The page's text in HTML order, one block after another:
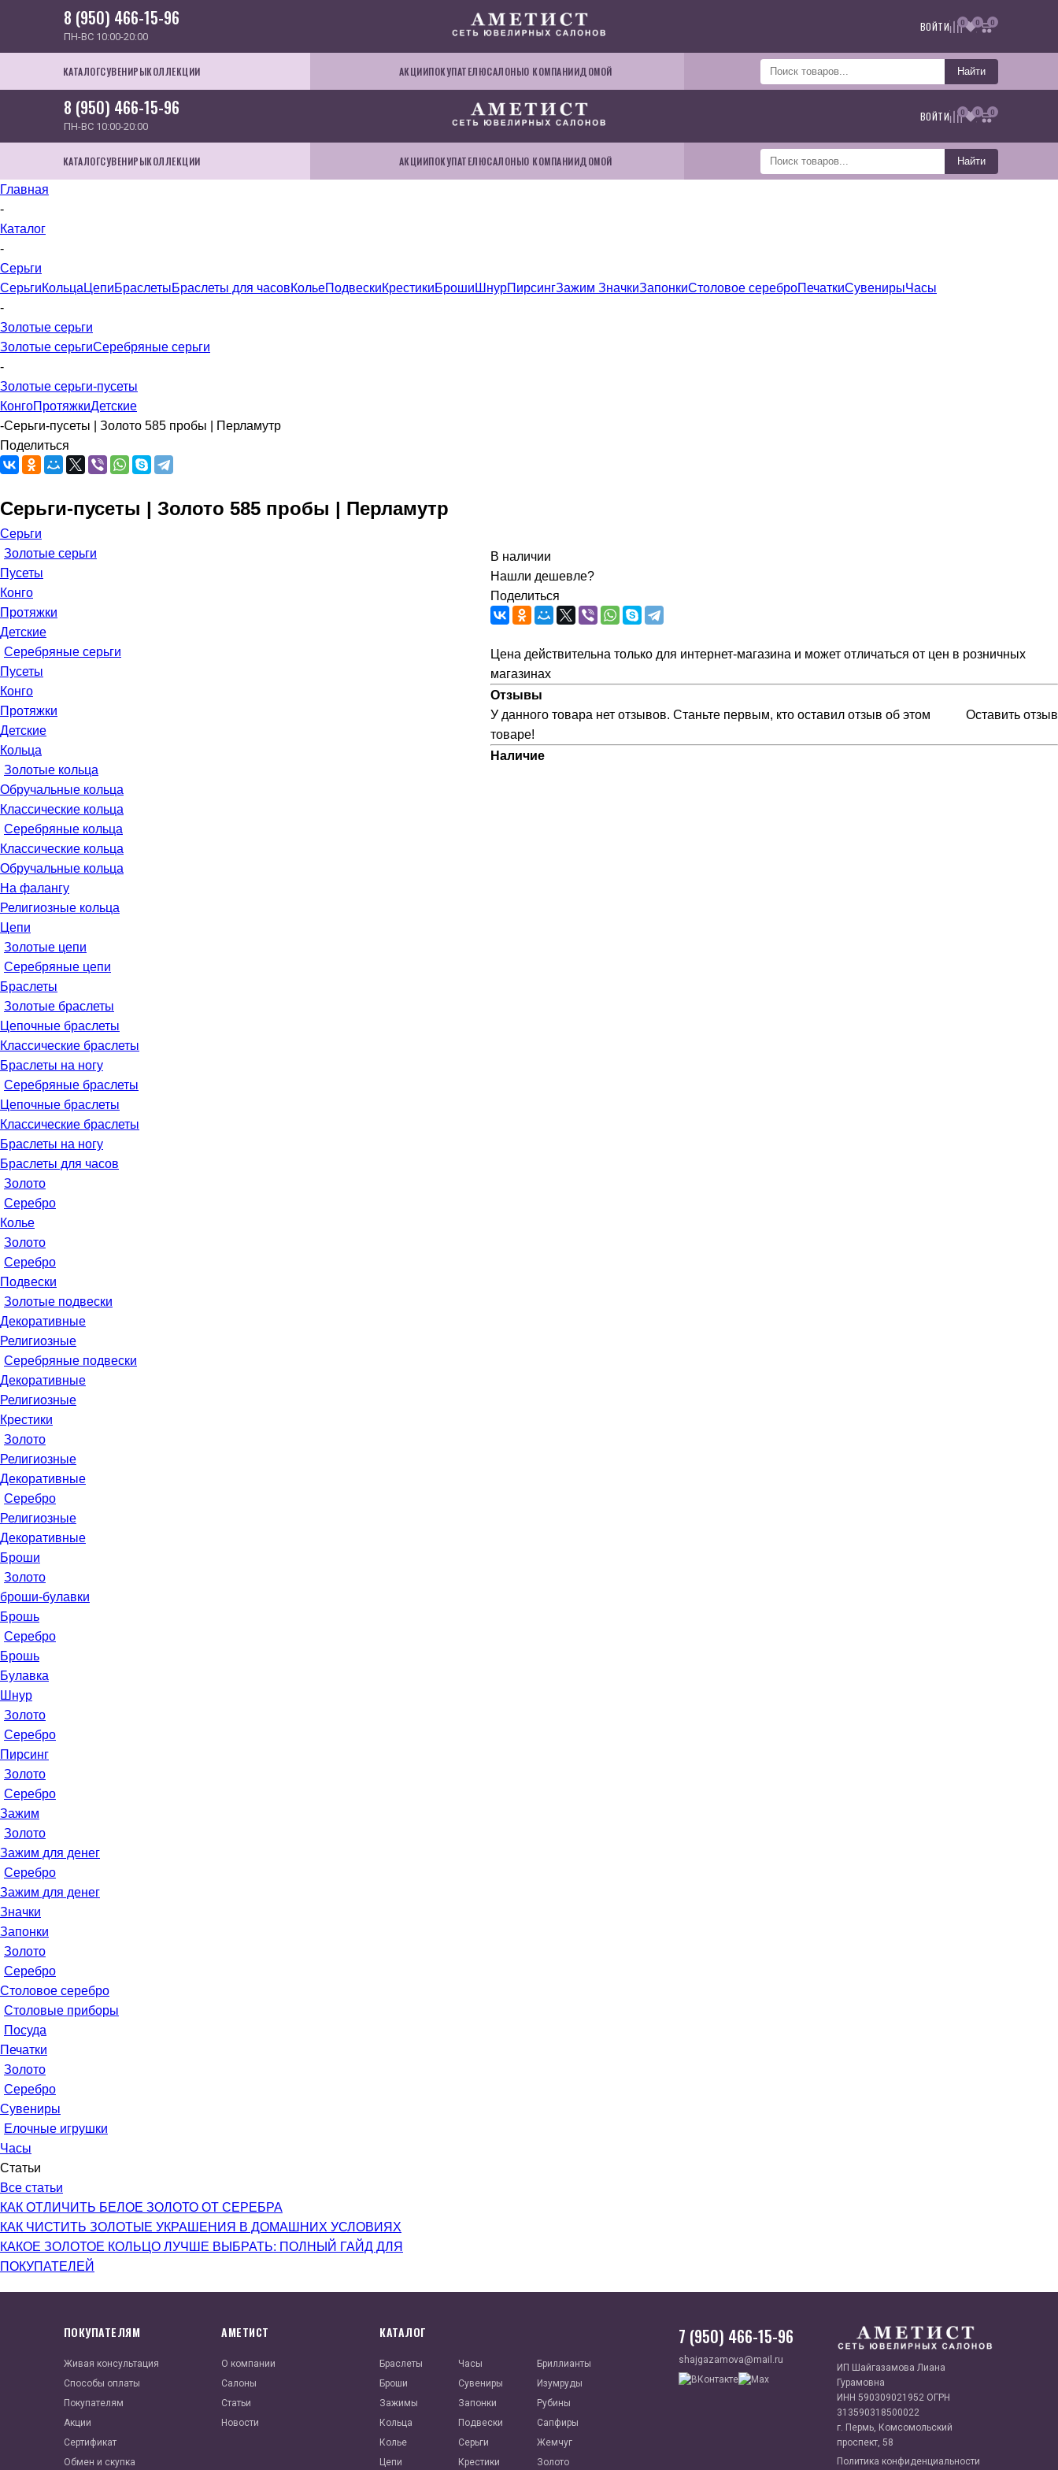
8 (950) 466-15-96
ПН-ВС 10:00-20:00
ВОЙТИ 0 0 0
КАТАЛОГСУВЕНИРЫКОЛЛЕКЦИИ АКЦИИПОКУПАТЕЛЮСАЛОНЫО КОМПАНИИДОМОЙ Найти
8 (950) 466-15-96
ПН-ВС 10:00-20:00
ВОЙТИ 0 0 0
КАТАЛОГСУВЕНИРЫКОЛЛЕКЦИИ АКЦИИПОКУПАТЕЛЮСАЛОНЫО КОМПАНИИДОМОЙ Найти
Главная
-
Каталог
-
Серьги
СерьгиКольца ЦепиБраслетыБраслеты для часовКольеПодвескиКрестикиБроши ШнурПирсингЗажим ЗначкиЗапонкиСтоловое сереброПечаткиСувенирыЧасы
-
Золотые серьги
Золотые серьгиСеребряные серьги
-
Золотые серьги-пусеты
КонгоПротяжкиДетские
-Серьги-пусеты | Золото 585 пробы | Перламутр
Поделиться
Серьги-пусеты | Золото 585 пробы | Перламутр
В наличии
Нашли дешевле?
Поделиться
Цена действительна только для интернет-магазина и может отличаться от цен в розничных
магазинах
Отзывы
Оставить отзыв
У данного товара нет отзывов. Станьте первым, кто оставил отзыв об этом
товаре!
Наличие
Серьги
Золотые серьги
Пусеты
Конго
Протяжки
Детские
Серебряные серьги
Пусеты
Конго
Протяжки
Детские
Кольца
Золотые кольца
Обручальные кольца
Классические кольца
Серебряные кольца
Классические кольца
Обручальные кольца
На фалангу
Религиозные кольца
Цепи
Золотые цепи
Серебряные цепи
Браслеты
Золотые браслеты
Цепочные браслеты
Классические браслеты
Браслеты на ногу
Серебряные браслеты
Цепочные браслеты
Классические браслеты
Браслеты на ногу
Браслеты для часов
Золото
Серебро
Колье
Золото
Серебро
Подвески
Золотые подвески
Декоративные
Религиозные
Серебряные подвески
Декоративные
Религиозные
Крестики
Золото
Религиозные
Декоративные
Серебро
Религиозные
Декоративные
Броши
Золото
броши-булавки
Брошь
Серебро
Брошь
Булавка
Шнур
Золото
Серебро
Пирсинг
Золото
Серебро
Зажим
Золото
Зажим для денег
Серебро
Зажим для денег
Значки
Запонки
Золото
Серебро
Столовое серебро
Столовые приборы
Посуда
Печатки
Золото
Серебро
Сувениры
Елочные игрушки
Часы
Статьи
Все статьи
КАК ОТЛИЧИТЬ БЕЛОЕ ЗОЛОТО ОТ СЕРЕБРА
КАК ЧИСТИТЬ ЗОЛОТЫЕ УКРАШЕНИЯ В ДОМАШНИХ УСЛОВИЯХ
КАКОЕ ЗОЛОТОЕ КОЛЬЦО ЛУЧШЕ ВЫБРАТЬ: ПОЛНЫЙ ГАЙД ДЛЯ
ПОКУПАТЕЛЕЙ
ПОКУПАТЕЛЯМ
Живая консультация
Способы оплаты
Покупателям
Акции
Сертификат
Обмен и скупка
АМЕТИСТ
О компании
Салоны
Статьи
Новости
КАТАЛОГ
Браслеты
Броши
Зажимы
Кольца
Колье
Цепи
Часы
Сувениры
Запонки
Подвески
Серьги
Крестики
Бриллианты
Изумруды
Рубины
Сапфиры
Жемчуг
Золото
7 (950) 466-15-96
shajgazamova@mail.ru
ИП Шайгазамова Лиана
Гурамовна
ИНН 590309021952 ОГРН
313590318500022
г. Пермь, Комсомольский
проспект, 58
Политика конфиденциальности